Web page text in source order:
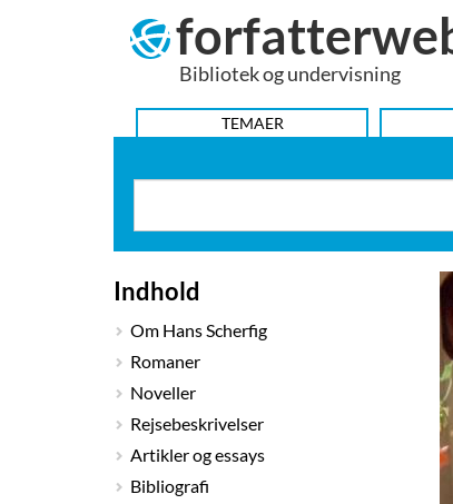
Bibliotek og undervisning
HOVEDMENU
TEMAER
Indhold
Om Hans Scherfig
Romaner
Noveller
Rejsebeskrivelser
Artikler og essays
Bibliografi